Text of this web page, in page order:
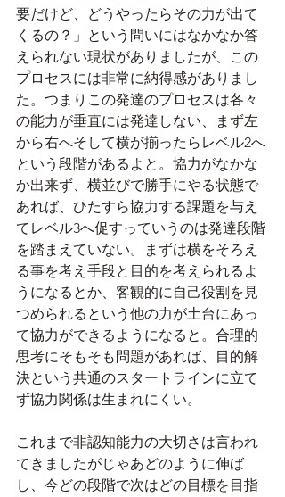
要だけど、どうやったらその力が出て
くるの？」という問いにはなかなか答
えられない現状がありましたが、この
プロセスには非常に納得感がありまし
た。つまりこの発達のプロセスは各々
の能力が垂直には発達しない、まず左
から右へそして横が揃ったらレベル2へ
という段階があるよと。協力がなかな
か出来ず、横並びで勝手にやる状態で
あれば、ひたすら協力する課題を与え
てレベル3へ促すっていうのは発達段階
を踏まえていない。まずは横をそろえ
る事を考え手段と目的を考えられるよ
うになるとか、客観的に自己役割を見
つめられるという他の力が土台にあっ
て協力ができるようになると。合理的
思考にそもそも問題があれば、目的解
決という共通のスタートラインに立て
ず協力関係は生まれにくい。
これまで非認知能力の大切さは言われ
てきましたがじゃあどのように伸ば
し、今どの段階で次はどの目標を目指